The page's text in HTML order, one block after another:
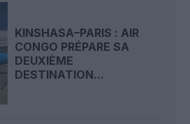
KINSHASA–PARIS : AIR
CONGO PRÉPARE SA
DEUXIÈME
DESTINATION...